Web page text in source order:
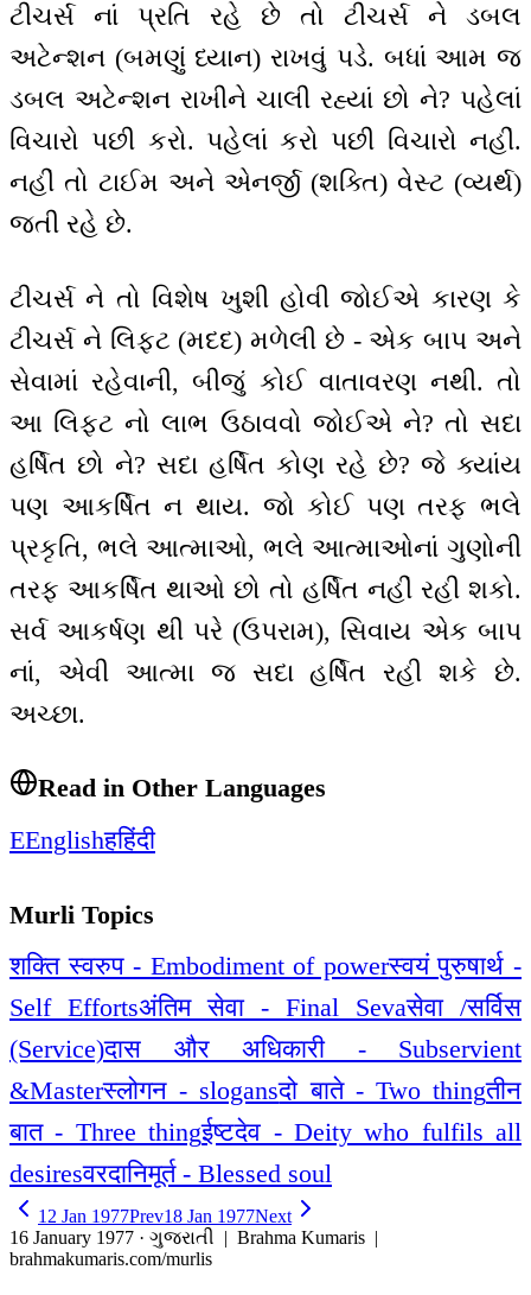
ટીચર્સ નાં પ્રતિ રહે છે તો ટીચર્સ ને ડબલ
અટેન્શન (બમણું ધ્યાન) રાખવું પડે. બધાં આમ જ
ડબલ અટેન્શન રાખીને ચાલી રહ્યાં છો ને? પહેલાં
વિચારો પછી કરો. પહેલાં કરો પછી વિચારો નહીં.
નહીં તો ટાઈમ અને એનર્જી (શક્તિ) વેસ્ટ (વ્યર્થ)
જતી રહે છે.
ટીચર્સ ને તો વિશેષ ખુશી હોવી જોઈએ કારણ કે
ટીચર્સ ને લિફ્ટ (મદદ) મળેલી છે - એક બાપ અને
સેવામાં રહેવાની, બીજું કોઈ વાતાવરણ નથી. તો
આ લિફ્ટ નો લાભ ઉઠાવવો જોઈએ ને? તો સદા
હર્ષિત છો ને? સદા હર્ષિત કોણ રહે છે? જે ક્યાંય
પણ આકર્ષિત ન થાય. જો કોઈ પણ તરફ ભલે
પ્રકૃતિ, ભલે આત્માઓ, ભલે આત્માઓનાં ગુણોની
તરફ આકર્ષિત થાઓ છો તો હર્ષિત નહીં રહી શકો.
સર્વ આકર્ષણ થી પરે (ઉપરામ), સિવાય એક બાપ
નાં, એવી આત્મા જ સદા હર્ષિત રહી શકે છે.
અચ્છા.
Read in Other Languages
EEnglishहहिंदी
Murli Topics
शक्ति स्वरुप - Embodiment of powerस्वयं पुरुषार्थ -
Self Effortsअंतिम सेवा - Final Sevaसेवा /सर्विस
(Service)दास और अधिकारी - Subservient
&Masterस्लोगन - slogansदो बाते - Two thingतीन
बात - Three thingईष्टदेव - Deity who fulfils all
desiresवरदानिमूर्त - Blessed soul
12 Jan 1977Prev18 Jan 1977Next
16 January 1977 · ગુજરાતી | Brahma Kumaris |
brahmakumaris.com/murlis